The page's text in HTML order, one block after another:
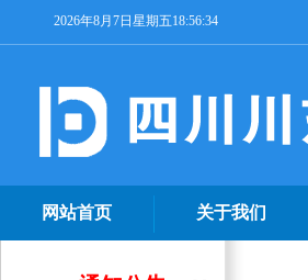
2026年8月7日星期五18:56:34
网站首页 关于我们